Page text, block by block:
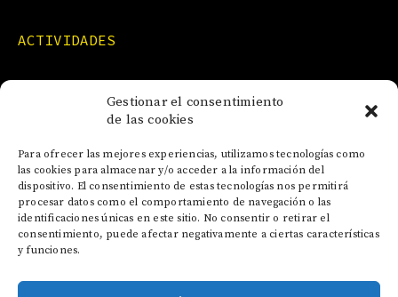
Gestionar el consentimiento
de las cookies
Para ofrecer las mejores experiencias, utilizamos tecnologías como
las cookies para almacenar y/o acceder a la información del
dispositivo. El consentimiento de estas tecnologías nos permitirá
procesar datos como el comportamiento de navegación o las
identificaciones únicas en este sitio. No consentir o retirar el
consentimiento, puede afectar negativamente a ciertas características
y funciones.
ACTIVIDADES
CONTACTO